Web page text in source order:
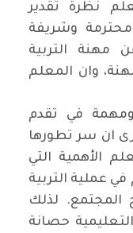
نظرة تقدير
محترمة وشريفة
التربية
وان المعلم
ومهمة في تقدم
ان سر تطورها
الأهمية التي
عملية التربية
لذلك
حصانة